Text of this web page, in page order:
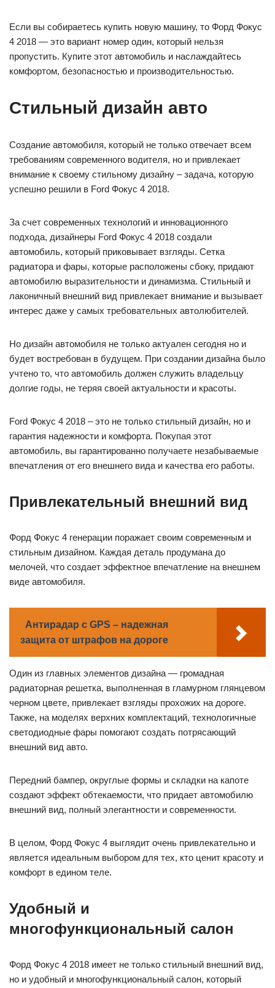
Если вы собираетесь купить новую машину, то Форд Фокус
4 2018 — это вариант номер один, который нельзя
пропустить. Купите этот автомобиль и наслаждайтесь
комфортом, безопасностью и производительностью.
Стильный дизайн авто
Создание автомобиля, который не только отвечает всем
требованиям современного водителя, но и привлекает
внимание к своему стильному дизайну – задача, которую
успешно решили в Ford Фокус 4 2018.
За счет современных технологий и инновационного
подхода, дизайнеры Ford Фокус 4 2018 создали
автомобиль, который приковывает взгляды. Сетка
радиатора и фары, которые расположены сбоку, придают
автомобилю выразительности и динамизма. Стильный и
лаконичный внешний вид привлекает внимание и вызывает
интерес даже у самых требовательных автолюбителей.
Но дизайн автомобиля не только актуален сегодня но и
будет востребован в будущем. При создании дизайна было
учтено то, что автомобиль должен служить владельцу
долгие годы, не теряя своей актуальности и красоты.
Ford Фокус 4 2018 – это не только стильный дизайн, но и
гарантия надежности и комфорта. Покупая этот
автомобиль, вы гарантированно получаете незабываемые
впечатления от его внешнего вида и качества его работы.
Привлекательный внешний вид
Форд Фокус 4 генерации поражает своим современным и
стильным дизайном. Каждая деталь продумана до
мелочей, что создает эффектное впечатление на внешнем
виде автомобиля.
Антирадар с GPS – надежная
защита от штрафов на дороге
Один из главных элементов дизайна — громадная
радиаторная решетка, выполненная в гламурном глянцевом
черном цвете, привлекает взгляды прохожих на дороге.
Также, на моделях верхних комплектаций, технологичные
светодиодные фары помогают создать потрясающий
внешний вид авто.
Передний бампер, округлые формы и складки на капоте
создают эффект обтекаемости, что придает автомобилю
внешний вид, полный элегантности и современности.
В целом, Форд Фокус 4 выглядит очень привлекательно и
является идеальным выбором для тех, кто ценит красоту и
комфорт в едином теле.
Удобный и
многофункциональный салон
Форд Фокус 4 2018 имеет не только стильный внешний вид,
но и удобный и многофункциональный салон, который